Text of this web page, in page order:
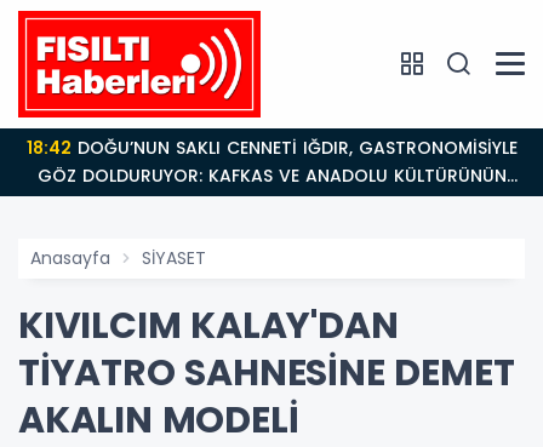
18:42
GÖZ DOLDURUYOR: KAFKAS VE ANADOLU KÜLTÜRÜNÜN
BULUŞMA NOKTASI
Anasayfa SİYASET
KIVILCIM KALAY'DAN
TİYATRO SAHNESİNE DEMET
AKALIN MODELİ